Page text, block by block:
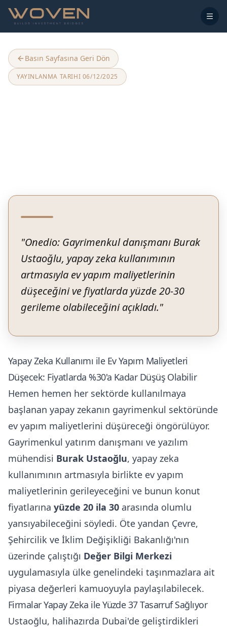
Basın Sayfasına Geri Dön
YAYINLANMA TARIHI 06/12/2025
"Onedio: Gayrimenkul danışmanı Burak
Ustaoğlu, yapay zeka kullanımının
artmasıyla ev yapım maliyetlerinin
düşeceğini ve fiyatlarda yüzde 20-30
gerileme olabileceğini açıkladı."
Yapay Zeka Kullanımı ile Ev Yapım Maliyetleri
Düşecek: Fiyatlarda %30'a Kadar Düşüş Olabilir
Hemen hemen her sektörde kullanılmaya
başlanan yapay zekanın gayrimenkul sektöründe
ev yapım maliyetlerini düşüreceği öngörülüyor.
Gayrimenkul yatırım danışmanı ve yazılım
mühendisi Burak Ustaoğlu, yapay zeka
kullanımının artmasıyla birlikte ev yapım
maliyetlerinin gerileyeceğini ve bunun konut
fiyatlarına yüzde 20 ila 30 arasında olumlu
yansıyabileceğini söyledi. Öte yandan Çevre,
Şehircilik ve İklim Değişikliği Bakanlığı'nın
üzerinde çalıştığı Değer Bilgi Merkezi
uygulamasıyla ülke genelindeki taşınmazlara ait
piyasa değerleri kamuoyuyla paylaşılabilecek.
Firmalar Yapay Zeka ile Yüzde 37 Tasarruf Sağlıyor
Ustaoğlu, halihazırda Dubai'de geliştirdikleri